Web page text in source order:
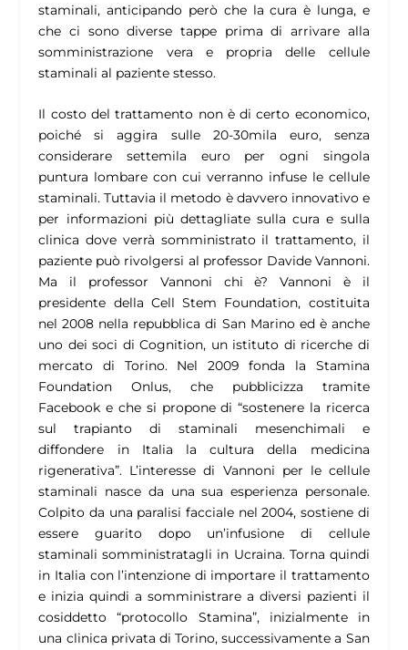
staminali, anticipando però che la cura è lunga, e
che ci sono diverse tappe prima di arrivare alla
somministrazione vera e propria delle cellule
staminali al paziente stesso.
Il costo del trattamento non è di certo economico,
poiché si aggira sulle 20-30mila euro, senza
considerare settemila euro per ogni singola
puntura lombare con cui verranno infuse le cellule
staminali. Tuttavia il metodo è davvero innovativo e
per informazioni più dettagliate sulla cura e sulla
clinica dove verrà somministrato il trattamento, il
paziente può rivolgersi al professor Davide Vannoni.
Ma il professor Vannoni chi è? Vannoni è il
presidente della Cell Stem Foundation, costituita
nel 2008 nella repubblica di San Marino ed è anche
uno dei soci di Cognition, un istituto di ricerche di
mercato di Torino. Nel 2009 fonda la Stamina
Foundation Onlus, che pubblicizza tramite
Facebook e che si propone di “sostenere la ricerca
sul trapianto di staminali mesenchimali e
diffondere in Italia la cultura della medicina
rigenerativa”. L’interesse di Vannoni per le cellule
staminali nasce da una sua esperienza personale.
Colpito da una paralisi facciale nel 2004, sostiene di
essere guarito dopo un’infusione di cellule
staminali somministratagli in Ucraina. Torna quindi
in Italia con l’intenzione di importare il trattamento
e inizia quindi a somministrare a diversi pazienti il
cosiddetto “protocollo Stamina”, inizialmente in
una clinica privata di Torino, successivamente a San